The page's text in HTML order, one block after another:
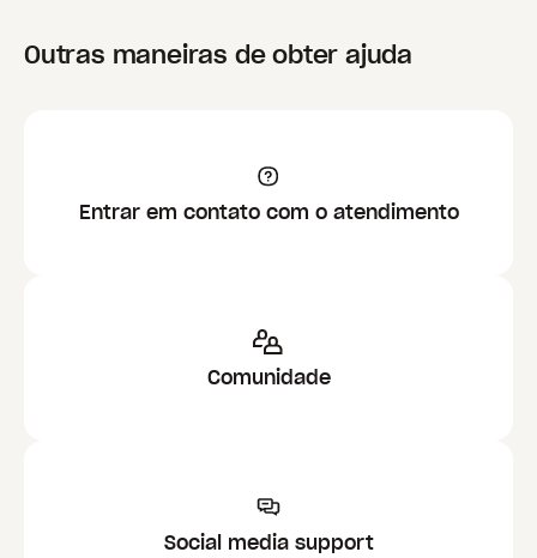
Outras maneiras de obter ajuda
Entrar em contato com o atendimento
Comunidade
Social media support